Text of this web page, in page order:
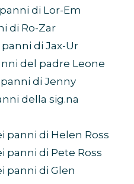
di Lor-Em
di Ro-Zar
di Jax-Ur
del padre Leone
di Jenny
della sig.na
panni di Helen Ross
panni di Pete Ross
panni di Glen